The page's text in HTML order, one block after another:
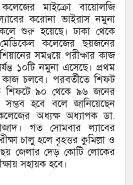
কলেজের মাইক্রো বায়োলজি
করোনা ভাইরাস নমুনা
শুরু হয়েছে। ঢাকা থেকে
কলেজের ছয়জনের
সমন্বয়ে পরীক্ষার কাজ
১০টি নমুনা এসেছে। প্রথম
চলবে। পরবর্তীতে শিফট
শিফটে ৯০ থেকে ৯৬ জনের
সম্ভব হবে বলে জানিয়েছেন
অধ্যক্ষ অধ্যাপক ডা.
গত সোমবার ল্যাবের
চালু হলে বৃহত্তর কুমিল্লা ও
ছয় জেলার দেড় কোটি লোকের
সহায়ক হবে।